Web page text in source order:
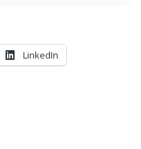
LinkedIn